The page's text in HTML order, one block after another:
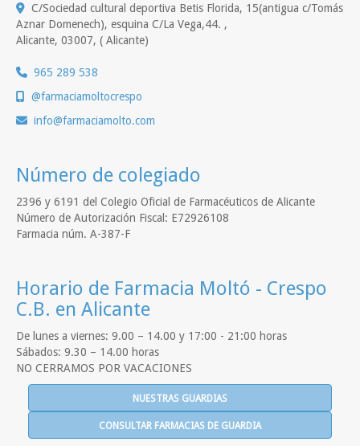
C/Sociedad cultural deportiva Betis Florida, 15(antigua c/Tomás
Aznar Domenech), esquina C/La Vega,44. ,
Alicante, 03007, ( Alicante)
965 289 538
@farmaciamoltocrespo
info
farmaciamolto.com
Número de colegiado
2396 y 6191 del Colegio Oficial de Farmacéuticos de Alicante
Número de Autorización Fiscal: E72926108
Farmacia núm. A-387-F
Horario de Farmacia Moltó - Crespo
C.B. en Alicante
De lunes a viernes: 9.00 – 14.00 y 17:00 - 21:00 horas
Sábados: 9.30 – 14.00 horas
NO CERRAMOS POR VACACIONES
NUESTRAS GUARDIAS
CONSULTAR FARMACIAS DE GUARDIA